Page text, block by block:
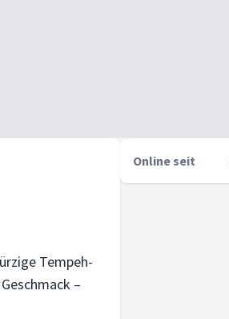
Tempeh-
–
Online seit